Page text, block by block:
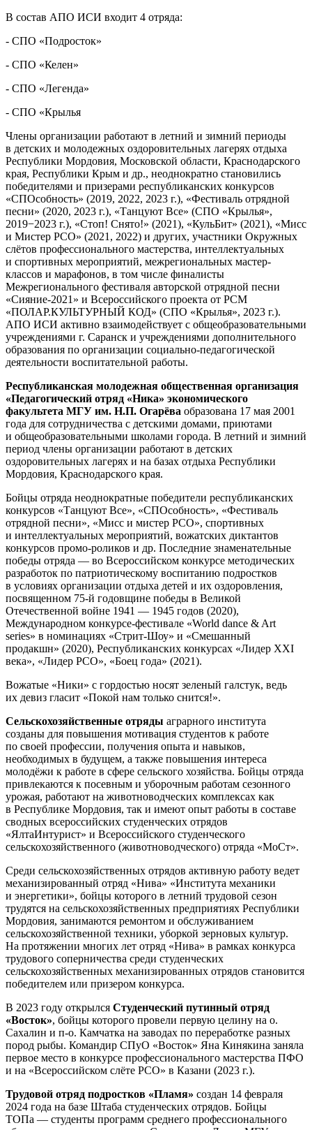
В состав АПО ИСИ входит 4 отряда:
- СПО «Подросток»
- СПО «Келен»
- СПО «Легенда»
- СПО «Крылья
Члены организации работают в летний и зимний периоды
в детских и молодежных оздоровительных лагерях отдыха
Республики Мордовия, Московской области, Краснодарского
края, Республики Крым и др., неоднократно становились
победителями и призерами республиканских конкурсов
«СПОсобность» (2019, 2022, 2023 г.), «Фестиваль отрядной
песни» (2020, 2023 г.), «Танцуют Все» (СПО «Крылья»,
2019−2023 г.), «Стоп! Снято!» (2021), «КульБит» (2021), «Мисс
и Мистер РСО» (2021, 2022) и других, участники Окружных
слётов профессионального мастерства, интеллектуальных
и спортивных мероприятий, межрегиональных мастер-
классов и марафонов, в том числе финалисты
Межрегионального фестиваля авторской отрядной песни
«Сияние-2021» и Всероссийского проекта от РСМ
«ПОЛАР.КУЛЬТУРНЫЙ КОД» (СПО «Крылья», 2023 г.).
АПО ИСИ активно взаимодействует с общеобразовательными
учреждениями г. Саранск и учреждениями дополнительного
образования по организации социально-педагогической
деятельности воспитательной работы.
Республиканская молодежная общественная организация
«Педагогический отряд «Ника» экономического
факультета МГУ им. Н.П. Огарёва образована 17 мая 2001
года для сотрудничества с детскими домами, приютами
и общеобразовательными школами города. В летний и зимний
период члены организации работают в детских
оздоровительных лагерях и на базах отдыха Республики
Мордовия, Краснодарского края.
Бойцы отряда неоднократные победители республиканских
конкурсов «Танцуют Все», «СПОсобность», «Фестиваль
отрядной песни», «Мисс и мистер РСО», спортивных
и интеллектуальных мероприятий, вожатских диктантов
конкурсов промо-роликов и др. Последние знаменательные
победы отряда — во Всероссийском конкурсе методических
разработок по патриотическому воспитанию подростков
в условиях организации отдыха детей и их оздоровления,
посвященном 75-й годовщине победы в Великой
Отечественной войне 1941 — 1945 годов (2020),
Международном конкурсе-фестивале «World dance & Art
series» в номинациях «Стрит-Шоу» и «Смешанный
продакшн» (2020), Республиканских конкурсах «Лидер ХХI
века», «Лидер РСО», «Боец года» (2021).
Вожатые «Ники» с гордостью носят зеленый галстук, ведь
их девиз гласит «Покой нам только снится!».
Сельскохозяйственные отряды аграрного института
созданы для повышения мотивация студентов к работе
по своей профессии, получения опыта и навыков,
необходимых в будущем, а также повышения интереса
молодёжи к работе в сфере сельского хозяйства. Бойцы отряда
привлекаются к посевным и уборочным работам сезонного
урожая, работают на животноводческих комплексах как
в Республике Мордовия, так и имеют опыт работы в составе
сводных всероссийских студенческих отрядов
«ЯлтаИнтурист» и Всероссийского студенческого
сельскохозяйственного (животноводческого) отряда «МоСт».
Среди сельскохозяйственных отрядов активную работу ведет
механизированный отряд «Нива» «Института механики
и энергетики», бойцы которого в летний трудовой сезон
трудятся на сельскохозяйственных предприятиях Республики
Мордовия, занимаются ремонтом и обслуживанием
сельскохозяйственной техники, уборкой зерновых культур.
На протяжении многих лет отряд «Нива» в рамках конкурса
трудового соперничества среди студенческих
сельскохозяйственных механизированных отрядов становится
победителем или призером конкурса.
В 2023 году открылся Студенческий путинный отряд
«Восток», бойцы которого провели первую целину на о.
Сахалин и п-о. Камчатка на заводах по переработке разных
пород рыбы. Командир СПуО «Восток» Яна Кинякина заняла
первое место в конкурсе профессионального мастерства ПФО
и на «Всероссийском слёте РСО» в Казани (2023 г.).
Трудовой отряд подростков «Пламя» создан 14 февраля
2024 года на базе Штаба студенческих отрядов. Бойцы
ТОПа — студенты программ среднего профессионального